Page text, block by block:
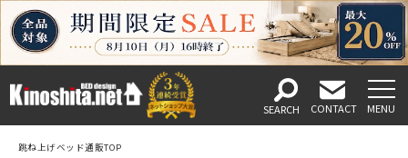
跳ね上げベッド通販TOP